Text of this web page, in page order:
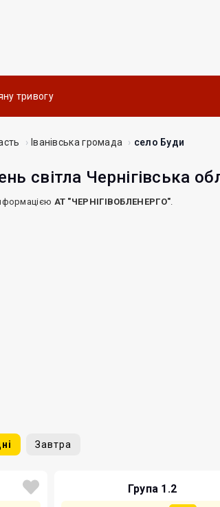
тривогу
Іванівська громада село Буди
світла Чернігівська
АТ "ЧЕРНІГІВОБЛЕНЕРГО".
Завтра
Група 1.2